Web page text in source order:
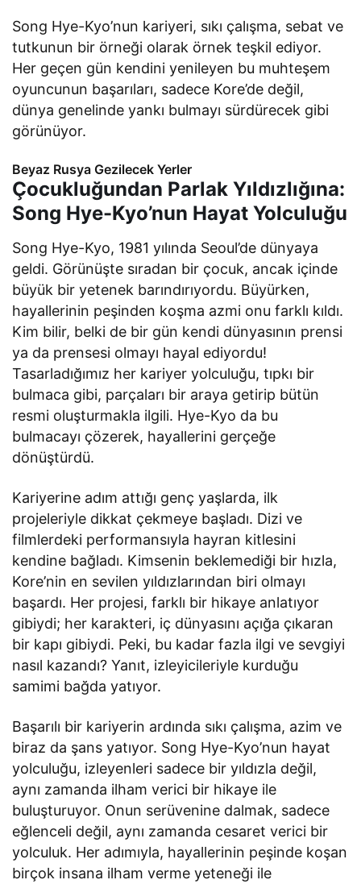
Song Hye-Kyo’nun kariyeri, sıkı çalışma, sebat ve
tutkunun bir örneği olarak örnek teşkil ediyor.
Her geçen gün kendini yenileyen bu muhteşem
oyuncunun başarıları, sadece Kore’de değil,
dünya genelinde yankı bulmayı sürdürecek gibi
görünüyor.
Beyaz Rusya Gezilecek Yerler
Çocukluğundan Parlak Yıldızlığına:
Song Hye-Kyo’nun Hayat Yolculuğu
Song Hye-Kyo, 1981 yılında Seoul’de dünyaya
geldi. Görünüşte sıradan bir çocuk, ancak içinde
büyük bir yetenek barındırıyordu. Büyürken,
hayallerinin peşinden koşma azmi onu farklı kıldı.
Kim bilir, belki de bir gün kendi dünyasının prensi
ya da prensesi olmayı hayal ediyordu!
Tasarladığımız her kariyer yolculuğu, tıpkı bir
bulmaca gibi, parçaları bir araya getirip bütün
resmi oluşturmakla ilgili. Hye-Kyo da bu
bulmacayı çözerek, hayallerini gerçeğe
dönüştürdü.
Kariyerine adım attığı genç yaşlarda, ilk
projeleriyle dikkat çekmeye başladı. Dizi ve
filmlerdeki performansıyla hayran kitlesini
kendine bağladı. Kimsenin beklemediği bir hızla,
Kore’nin en sevilen yıldızlarından biri olmayı
başardı. Her projesi, farklı bir hikaye anlatıyor
gibiydi; her karakteri, iç dünyasını açığa çıkaran
bir kapı gibiydi. Peki, bu kadar fazla ilgi ve sevgiyi
nasıl kazandı? Yanıt, izleyicileriyle kurduğu
samimi bağda yatıyor.
Başarılı bir kariyerin ardında sıkı çalışma, azim ve
biraz da şans yatıyor. Song Hye-Kyo’nun hayat
yolculuğu, izleyenleri sadece bir yıldızla değil,
aynı zamanda ilham verici bir hikaye ile
buluşturuyor. Onun serüvenine dalmak, sadece
eğlenceli değil, aynı zamanda cesaret verici bir
yolculuk. Her adımıyla, hayallerinin peşinde koşan
birçok insana ilham verme yeteneği ile